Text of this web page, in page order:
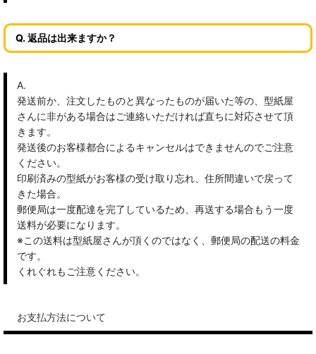
Q. 返品は出来ますか？
A.
発送前か、注文したものと異なったものが届いた等の、型紙屋
さんに非がある場合はご連絡いただければ直ちに対応させて頂
きます。
発送後のお客様都合によるキャンセルはできませんのでご注意
ください。
印刷済みの型紙がお客様の受け取り忘れ、住所間違いで戻って
きた場合。
郵便局は一度配達を完了しているため、再送する場合もう一度
送料が必要になります。
※この送料は型紙屋さんが頂くのではなく、郵便局の配送の料金
です。
くれぐれもご注意ください。
お支払方法について